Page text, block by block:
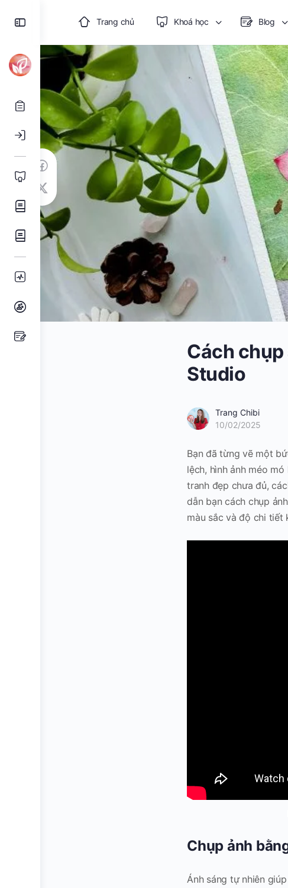
Panel
Trang chủ Khoá học Blog
Cách
Studio
Trang Chibi
10/02/2025
Bạn đã từng vẽ một
lệch, hình ảnh méo
tranh đẹp chưa đủ,
dẫn bạn cách chụp
màu sắc và độ chi tiết
Chụp ảnh
Ánh sáng tự nhiên